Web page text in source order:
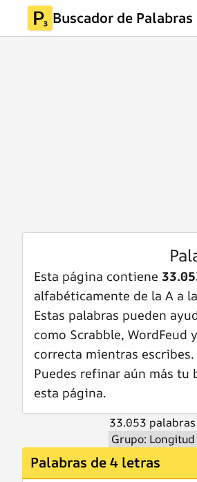
Buscador de Palabras
Esta página contiene
alfabéticamente de la A a
Estas palabras pueden
como Scrabble, WordFeud
correcta mientras escribes.
Puedes refinar aún más
esta página.
33.053
Palabras de 4 letras